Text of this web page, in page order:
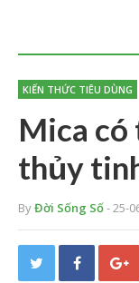
KIẾN THỨC TIÊU DÙNG
Mica
thủy
ByĐời Sống Số- 25-